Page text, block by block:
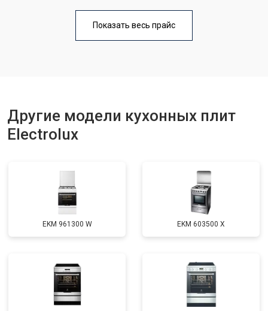
Ремонт чугунной конфорки от 2600 ₽
Показать весь прайс
Другие модели кухонных плит
Electrolux
EKM 961300 W EKM 603500 X